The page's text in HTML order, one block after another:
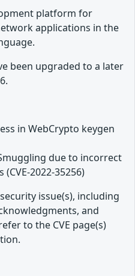
platform for
applications in the
been upgraded to a later
in WebCrypto keygen
due to incorrect
2022-35256)
issue(s), including
and
to the CVE page(s)